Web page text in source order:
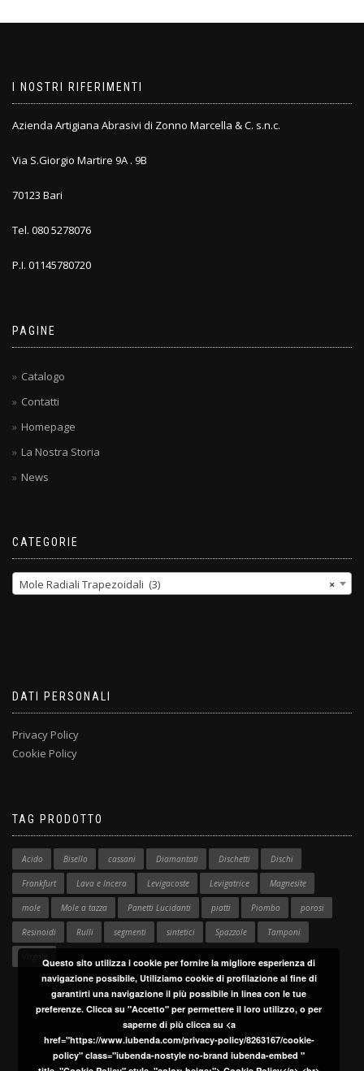
I NOSTRI RIFERIMENTI
Azienda Artigiana Abrasivi di Zonno Marcella & C. s.n.c.
Via S.Giorgio Martire 9A . 9B
70123 Bari
Tel. 080 5278076
P.I. 01145780720
PAGINE
Catalogo
Contatti
Homepage
La Nostra Storia
News
CATEGORIE
×
Mole Radiali Trapezoidali (3)
DATI PERSONALI
Privacy Policy
Cookie Policy
TAG PRODOTTO
Acido Bisello cassani Diamantati Dischetti Dischi
Frankfurt Lava e Incera Levigacoste Levigatrice Magnesite
mole Mole a tazza Panetti Lucidanti piatti Piombo porosi
Resinoidi Rulli segmenti sintetici Spazzole Tamponi
Questo sito utilizza i cookie per fornire la migliore esperienza di
navigazione possibile, Utiliziamo cookie di profilazione al fine di
garantirti una navigazione il più possibile in linea con le tue
preferenze. Clicca su "Accetto" per permettere il loro utilizzo, o per
saperne di più clicca su <a
href="https://www.iubenda.com/privacy-policy/8263167/cookie-
policy" class="iubenda-nostyle no-brand iubenda-embed "